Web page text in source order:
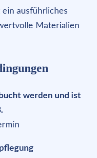
ausführliches
Materialien
werden und ist